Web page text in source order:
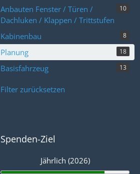
Anbauten Fenster / Türen /
Dachluken / Klappen / Trittstufen
10
Kabinenbau 8
Planung 18
Basisfahrzeug 13
Filter zurücksetzen
Spenden-Ziel
Jährlich (2026)